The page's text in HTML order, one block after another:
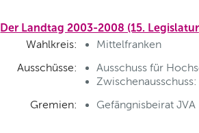
Der Landtag 2003-2008 (15.
Wahlkreis:
Mittelfranken
Ausschüsse:
Ausschuss für
Gremien:
Gefängnisbeirat